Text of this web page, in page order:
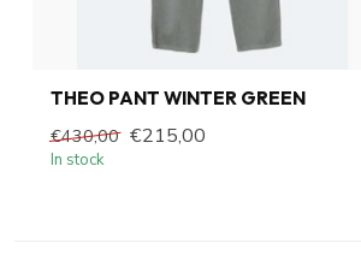
THEO PANT WINTER GREEN
€430,00 €215,00
In stock